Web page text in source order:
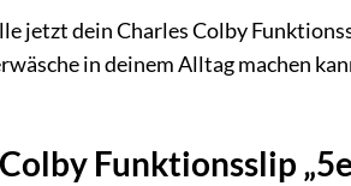
jetzt dein Charles Colby
in deinem Alltag machen
Funktionsslip